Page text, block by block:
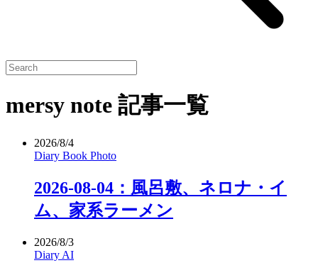
mersy note 記事一覧
2026/8/4
Diary Book Photo
2026-08-04：風呂敷、ネロナ・イ
ム、家系ラーメン
2026/8/3
Diary AI